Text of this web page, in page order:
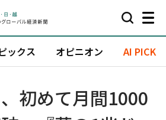
ックス オピニオン AI PICK
初めて月間1000